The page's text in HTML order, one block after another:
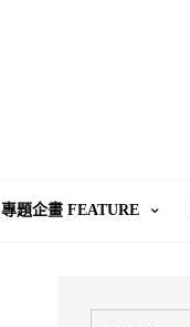
專題企畫 FEATURE